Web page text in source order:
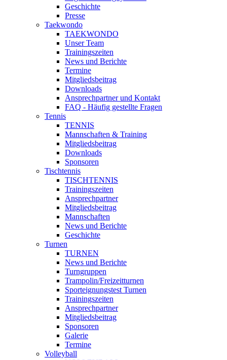
Geschichte
Presse
Taekwondo
TAEKWONDO
Unser Team
Trainingszeiten
News und Berichte
Termine
Mitgliedsbeitrag
Downloads
Ansprechpartner und Kontakt
FAQ - Häufig gestellte Fragen
Tennis
TENNIS
Mannschaften & Training
Mitgliedsbeitrag
Downloads
Sponsoren
Tischtennis
TISCHTENNIS
Trainingszeiten
Ansprechpartner
Mitgliedsbeitrag
Mannschaften
News und Berichte
Geschichte
Turnen
TURNEN
News und Berichte
Turngruppen
Trampolin/Freizeitturnen
Sporteignungstest Turnen
Trainingszeiten
Ansprechpartner
Mitgliedsbeitrag
Sponsoren
Galerie
Termine
Volleyball